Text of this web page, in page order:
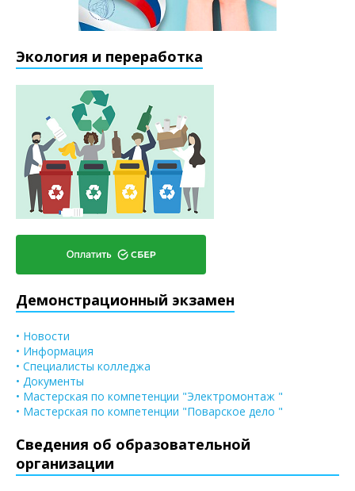
Экология и переработка
Демонстрационный экзамен
• Новости
• Информация
• Специалисты колледжа
• Документы
• Мастерская по компетенции "Электромонтаж "
• Мастерская по компетенции "Поварское дело "
Сведения об образовательной
организации